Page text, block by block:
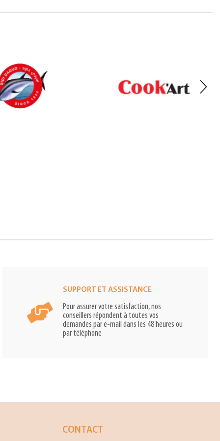
SUPPORT ET ASSISTANCE
Pour assurer votre satisfaction, nos
conseillers répondent à toutes vos
demandes par e-mail dans les 48 heures ou
par téléphone
CONTACT